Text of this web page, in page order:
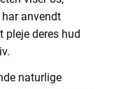
anvendt
pleje deres hud
naturlige